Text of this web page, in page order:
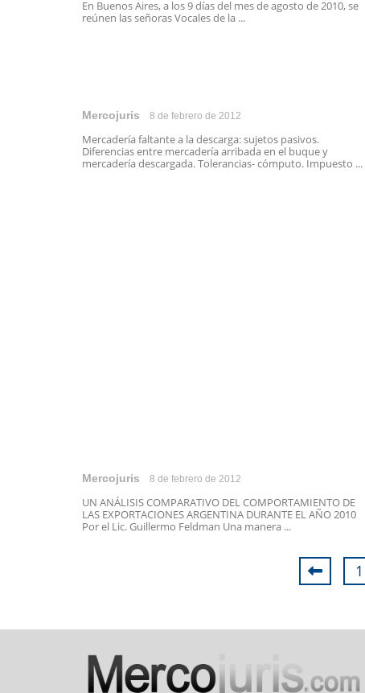
En Buenos Aires, a los 9 días del mes de agosto de 2010, se
reúnen las señoras Vocales de la ...
Mercojuris 8 de febrero de 2012
Mercadería faltante a la descarga: sujetos pasivos.
Diferencias entre mercadería arribada en el buque y
mercadería descargada. Tolerancias- cómputo. Impuesto ...
Mercojuris 8 de febrero de 2012
UN ANÁLISIS COMPARATIVO DEL COMPORTAMIENTO DE
LAS EXPORTACIONES ARGENTINA DURANTE EL AÑO 2010
Por el Lic. Guillermo Feldman Una manera ...
1